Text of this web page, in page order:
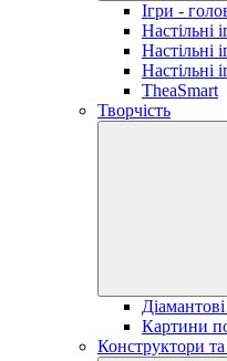
Ігри -
Настільні
Настільні
Настільні
TheaSmart
Творчість
Картини
Конструктори та